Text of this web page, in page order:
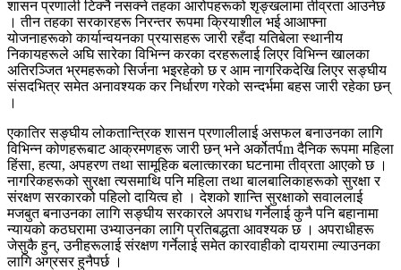
शासन प्रणाली टिक्नै नसक्ने तहका आरोपहरूको शृङ्खलामा तीव्रता आउनेछ
। तीन तहका सरकारहरू निरन्तर रूपमा क्रियाशील भई आआफ्ना
योजनाहरूको कार्यान्वयनका प्रयासहरू जारी रहँदा यतिबेला स्थानीय
निकायहरूले अघि सारेका विभिन्न करका दरहरूलाई लिएर विभिन्न खालका
अतिरञ्जित भ्रमहरूको सिर्जना भइरहेको छ र आम नागरिकदेखि लिएर सङ्घीय
संसदभित्र समेत अनावश्यक कर निर्धारण गरेको सन्दर्भमा बहस जारी रहेका छन्
।
एकातिर सङ्घीय लोकतान्त्रिक शासन प्रणालीलाई असफल बनाउनका लागि
विभिन्न कोणहरूबाट आक्रमणहरू जारी छन् भने अर्कोतर्पm दैनिक रूपमा महिला
हिंसा, हत्या, अपहरण तथा सामूहिक बलात्कारका घटनामा तीव्रता आएको छ ।
नागरिकहरूको सुरक्षा त्यसमाथि पनि महिला तथा बालबालिकाहरूको सुरक्षा र
संरक्षण सरकारको पहिलो दायित्व हो । देशको शान्ति सुरक्षाको सवाललाई
मजबुत बनाउनका लागि सङ्घीय सरकारले अपराध गर्नेलाई कुनै पनि बहानामा
न्यायको कठघरामा उभ्याउनका लागि प्रतिबद्धता आवश्यक छ । अपराधीहरू
जेसुकै हुन्, उनीहरूलाई संरक्षण गर्नेलाई समेत कारवाहीको दायरामा ल्याउनका
लागि अग्रसर हुनैपर्छ ।